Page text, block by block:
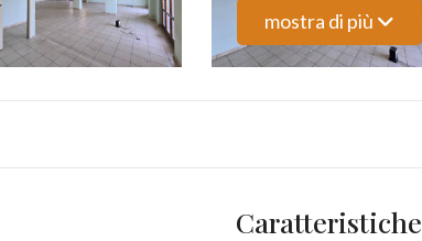
mostra di più
Caratteristiche